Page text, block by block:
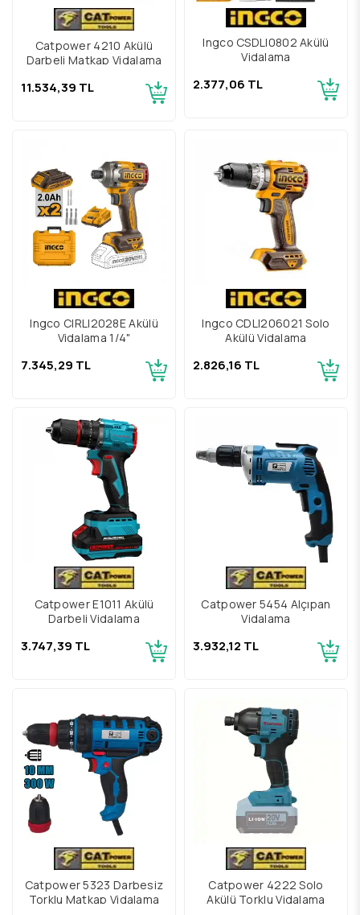
Catpower 4210 Akülü
Darbeli Matkap Vidalama
11.534,39 TL
Ingco CSDLI0802 Akülü
Vidalama
2.377,06 TL
Ingco CIRLI2028E Akülü
Vidalama 1/4"
7.345,29 TL
Ingco CDLI206021 Solo
Akülü Vidalama
2.826,16 TL
Catpower E1011 Akülü
Darbeli Vidalama
3.747,39 TL
Catpower 5454 Alçıpan
Vidalama
3.932,12 TL
Catpower 5323 Darbesiz
Torklu Matkap Vidalama
Catpower 4222 Solo
Akülü Torklu Vidalama